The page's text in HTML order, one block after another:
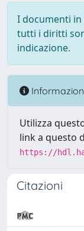
I documenti
tutti i diritti
indicazione.
Utilizza
link a questo
https://
Citazioni